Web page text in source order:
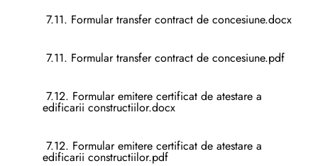
7.11. Formular transfer contract de concesiune.docx
7.11. Formular transfer contract de concesiune.pdf
7.12. Formular emitere certificat de atestare a
edificarii constructiilor.docx
7.12. Formular emitere certificat de atestare a
edificarii constructiilor.pdf